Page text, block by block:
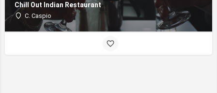
Chill Out Indian Restaurant
C. Caspio